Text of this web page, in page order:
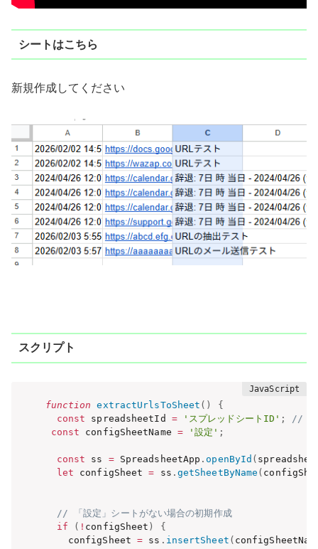
シートはこちら
新規作成してください
スクリプト
function extractUrlsToSheet ( )
{
const spreadsheetId = 'スプレッドシートID' ;
// ス
const configSheetName = '設定' ;
const ss = SpreadsheetApp .openById (
let configSheet = ss . getSheetByName (
// 「設定」シートがない場合の初期作成
if
( ! configSheet )
{
    configSheet
= ss . insertSheet (